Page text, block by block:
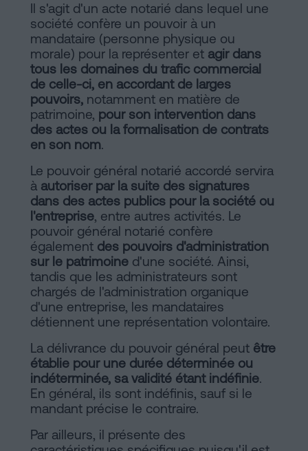
Il s'agit d'un acte notarié dans lequel une
société confère un pouvoir à un
mandataire (personne physique ou
morale) pour la représenter et agir dans
tous les domaines du trafic commercial
de celle-ci, en accordant de larges
pouvoirs, notamment en matière de
patrimoine, pour son intervention dans
des actes ou la formalisation de contrats
en son nom.
Le pouvoir général notarié accordé servira
à autoriser par la suite des signatures
dans des actes publics pour la société ou
l'entreprise, entre autres activités. Le
pouvoir général notarié confère
également des pouvoirs d'administration
sur le patrimoine d'une société. Ainsi,
tandis que les administrateurs sont
chargés de l'administration organique
d'une entreprise, les mandataires
détiennent une représentation volontaire.
La délivrance du pouvoir général peut être
établie pour une durée déterminée ou
indéterminée, sa validité étant indéfinie.
En général, ils sont indéfinis, sauf si le
mandant précise le contraire.
Par ailleurs, il présente des